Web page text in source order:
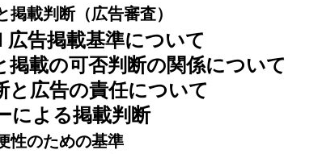
載判断（広告審査）
広告掲載基準について
掲載の可否判断の関係について
と広告の責任について
による掲載判断
性のための基準